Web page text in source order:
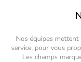
Nos équipes
service, pour vous
Les champs